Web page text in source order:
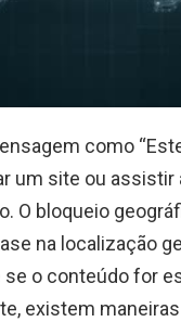
como
um site ou
O bloqueio
na localização
o conteúdo for
existem